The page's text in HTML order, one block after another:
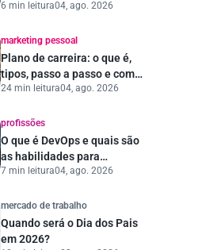
6 min leitura04, ago. 2026
marketing pessoal
Plano de carreira: o que é,
tipos, passo a passo e como
escolher a empresa ideal
24 min leitura04, ago. 2026
profissões
O que é DevOps e quais são
as habilidades para
trabalhar na área
7 min leitura04, ago. 2026
mercado de trabalho
Quando será o Dia dos Pais
em 2026?